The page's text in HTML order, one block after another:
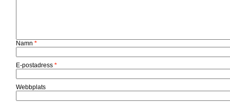
Namn *
E-postadress *
Webbplats